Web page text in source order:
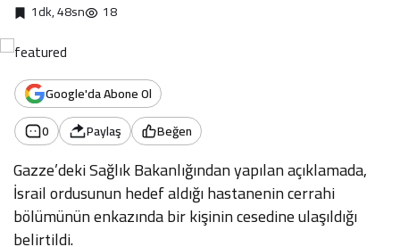
1dk, 48sn 18
Google'da Abone Ol
0
Paylaş Beğen
Gazze’deki Sağlık Bakanlığından yapılan açıklamada,
İsrail ordusunun hedef aldığı hastanenin cerrahi
bölümünün enkazında bir kişinin cesedine ulaşıldığı
belirtildi.